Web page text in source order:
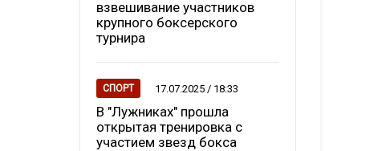
взвешивание участников
крупного боксерского
турнира
СПОРТ 17.07.2025 / 18:33
В "Лужниках" прошла
открытая тренировка с
участием звезд бокса